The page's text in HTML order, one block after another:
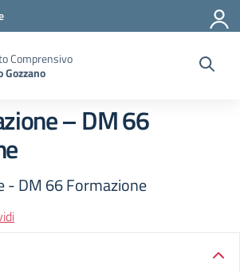
Comprensivo
Gozzano
– DM 66
- DM 66 Formazione